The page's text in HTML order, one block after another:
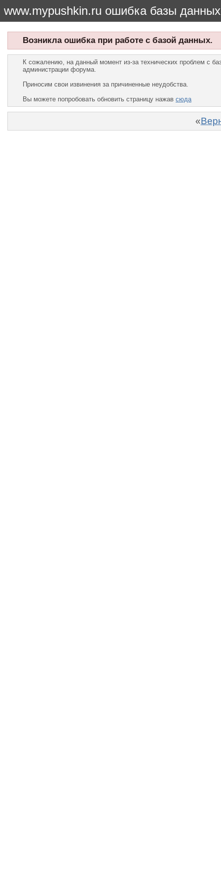
www.mypushkin.ru ошибка базы данных
Возникла ошибка при работе с базой данных.
К сожалению, на данный момент из-за технических проблем с
администрации форума.
Приносим свои извинения за причиненные неудобства.
Вы можете попробовать обновить страницу нажав сюда
«